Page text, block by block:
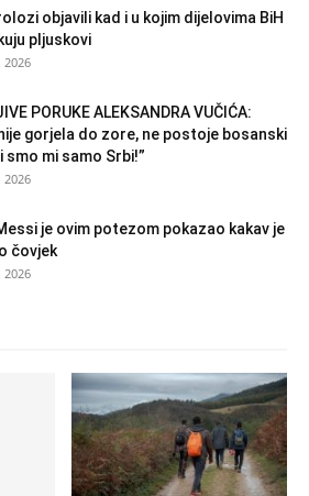
objavili kad i u kojim dijelovima BiH
pljuskovi
2026
PORUKE ALEKSANDRA VUČIĆA:
gorjela do zore, ne postoje bosanski
smo mi samo Srbi!”
2026
je ovim potezom pokazao kakav je
čovjek
2026